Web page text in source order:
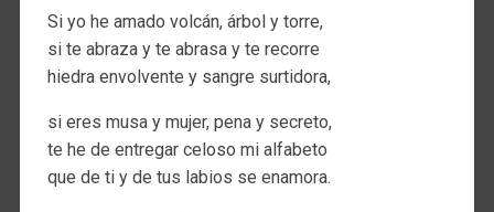
Si yo he amado volcán, árbol y torre,
si te abraza y te abrasa y te recorre
hiedra envolvente y sangre surtidora,
si eres musa y mujer, pena y secreto,
te he de entregar celoso mi alfabeto
que de ti y de tus labios se enamora.